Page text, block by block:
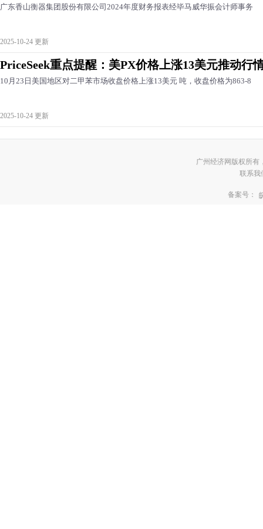
广东香山衡器集团股份有限公司2024年度财务报表经毕马威华振会计师事务
2025-10-24 更新
PriceSeek重点提醒：美PX价格上涨13美元推动行
10月23日美国地区对二甲苯市场收盘价格上涨13美元 吨，收盘价格为863-8
2025-10-24 更新
广州经济网版权所有
联系我
备案号：